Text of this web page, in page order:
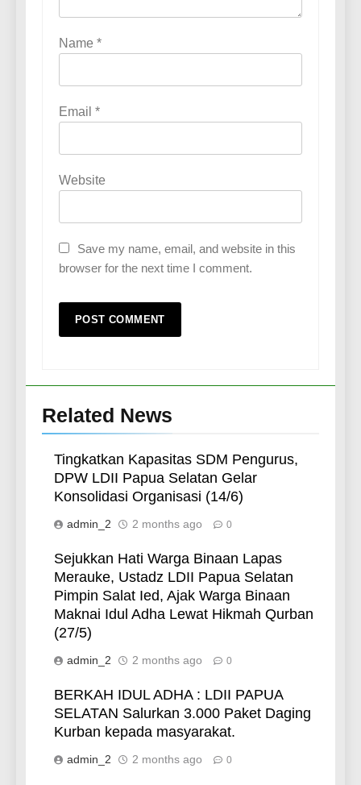
Name *
Email *
Website
Save my name, email, and website in this
browser for the next time I comment.
Related News
Tingkatkan Kapasitas SDM Pengurus,
DPW LDII Papua Selatan Gelar
Konsolidasi Organisasi (14/6)
admin_2 2 months ago 0
Sejukkan Hati Warga Binaan Lapas
Merauke, Ustadz LDII Papua Selatan
Pimpin Salat Ied, Ajak Warga Binaan
Maknai Idul Adha Lewat Hikmah Qurban
(27/5)
admin_2 2 months ago 0
BERKAH IDUL ADHA : LDII PAPUA
SELATAN Salurkan 3.000 Paket Daging
Kurban kepada masyarakat.
admin_2 2 months ago 0